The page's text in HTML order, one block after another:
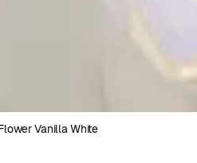
Vanilla White